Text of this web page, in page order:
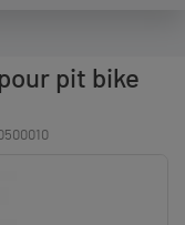
pit bike